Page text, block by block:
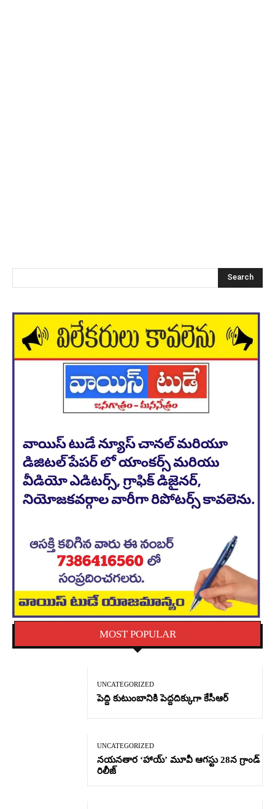
Search
MOST POPULAR
UNCATEGORIZED
పెద్ది కుటుంబానికి పెద్దదిక్కుగా కేసీఆర్
UNCATEGORIZED
నయనతార ‘హాయ్’ మూవీ ఆగస్టు 28న గ్రాండ్
రిలీజ్